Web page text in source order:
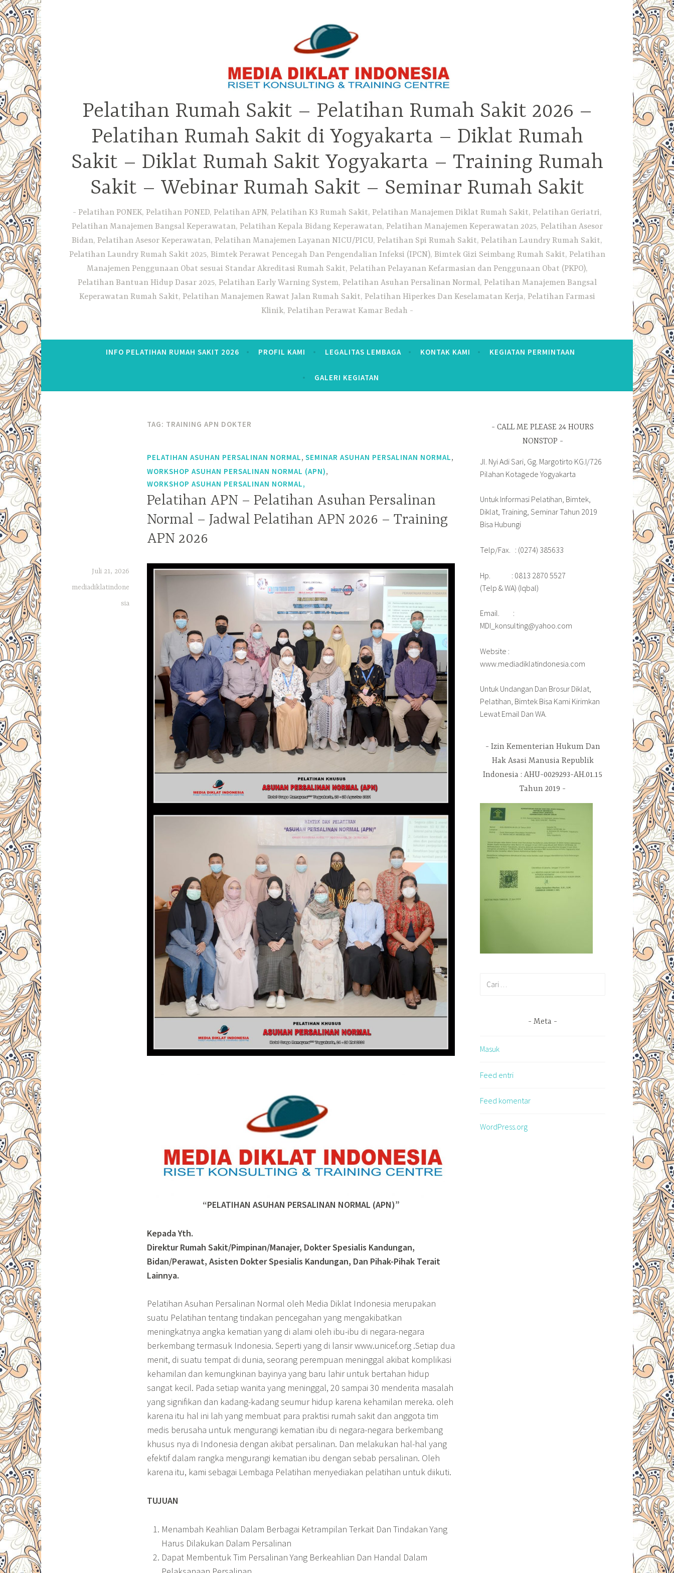
Pelatihan Rumah Sakit – Pelatihan Rumah Sakit 2026 –
Pelatihan Rumah Sakit di Yogyakarta – Diklat Rumah
Sakit – Diklat Rumah Sakit Yogyakarta – Training Rumah
Sakit – Webinar Rumah Sakit – Seminar Rumah Sakit
Pelatihan PONEK, Pelatihan PONED, Pelatihan APN, Pelatihan K3 Rumah Sakit, Pelatihan Manajemen Diklat Rumah Sakit, Pelatihan Geriatri,
Pelatihan Manajemen Bangsal Keperawatan, Pelatihan Kepala Bidang Keperawatan, Pelatihan Manajemen Keperawatan 2025, Pelatihan Asesor
Bidan, Pelatihan Asesor Keperawatan, Pelatihan Manajemen Layanan NICU/PICU, Pelatihan Spi Rumah Sakit, Pelatihan Laundry Rumah Sakit,
Pelatihan Laundry Rumah Sakit 2025, Bimtek Perawat Pencegah Dan Pengendalian Infeksi (IPCN), Bimtek Gizi Seimbang Rumah Sakit, Pelatihan
Manajemen Penggunaan Obat sesuai Standar Akreditasi Rumah Sakit, Pelatihan Pelayanan Kefarmasian dan Penggunaan Obat (PKPO),
Pelatihan Bantuan Hidup Dasar 2025, Pelatihan Early Warning System, Pelatihan Asuhan Persalinan Normal, Pelatihan Manajemen Bangsal
Keperawatan Rumah Sakit, Pelatihan Manajemen Rawat Jalan Rumah Sakit, Pelatihan Hiperkes Dan Keselamatan Kerja, Pelatihan Farmasi
Klinik, Pelatihan Perawat Kamar Bedah
INFO PELATIHAN RUMAH SAKIT 2026 PROFIL KAMI LEGALITAS LEMBAGA KONTAK KAMI KEGIATAN PERMINTAAN
GALERI KEGIATAN
TAG: TRAINING APN DOKTER
PELATIHAN ASUHAN PERSALINAN NORMAL, SEMINAR ASUHAN PERSALINAN NORMAL,
WORKSHOP ASUHAN PERSALINAN NORMAL (APN),
WORKSHOP ASUHAN PERSALINAN NORMAL,
Pelatihan APN – Pelatihan Asuhan Persalinan
Normal – Jadwal Pelatihan APN 2026 – Training
APN 2026
Juli 21, 2026
mediadiklatindone
sia
“PELATIHAN ASUHAN PERSALINAN NORMAL (APN)”
Kepada Yth.
Direktur Rumah Sakit/Pimpinan/Manajer, Dokter Spesialis Kandungan,
Bidan/Perawat, Asisten Dokter Spesialis Kandungan, Dan Pihak-Pihak Terait
Lainnya.
Pelatihan Asuhan Persalinan Normal oleh Media Diklat Indonesia merupakan
suatu Pelatihan tentang tindakan pencegahan yang mengakibatkan
meningkatnya angka kematian yang di alami oleh ibu-ibu di negara-negara
berkembang termasuk Indonesia. Seperti yang di lansir www.unicef.org .Setiap dua
menit, di suatu tempat di dunia, seorang perempuan meninggal akibat komplikasi
kehamilan dan kemungkinan bayinya yang baru lahir untuk bertahan hidup
sangat kecil. Pada setiap wanita yang meninggal, 20 sampai 30 menderita masalah
yang signifikan dan kadang-kadang seumur hidup karena kehamilan mereka. oleh
karena itu hal ini lah yang membuat para praktisi rumah sakit dan anggota tim
medis berusaha untuk mengurangi kematian ibu di negara-negara berkembang
khusus nya di Indonesia dengan akibat persalinan. Dan melakukan hal-hal yang
efektif dalam rangka mengurangi kematian ibu dengan sebab persalinan. Oleh
karena itu, kami sebagai Lembaga Pelatihan menyediakan pelatihan untuk diikuti.
TUJUAN
Menambah Keahlian Dalam Berbagai Ketrampilan Terkait Dan Tindakan Yang
Harus Dilakukan Dalam Persalinan
Dapat Membentuk Tim Persalinan Yang Berkeahlian Dan Handal Dalam
CALL ME PLEASE 24 HOURS
NONSTOP
Jl. Nyi Adi Sari, Gg. Margotirto KG.I/726
Pilahan Kotagede Yogyakarta
Untuk Informasi Pelatihan, Bimtek,
Diklat, Training, Seminar Tahun 2019
Bisa Hubungi
Telp/Fax. : (0274) 385633
Hp. : 0813 2870 5527
(Telp & WA) (Iqbal)
Email. :
MDI_konsulting@yahoo.com
Website :
www.mediadiklatindonesia.com
Untuk Undangan Dan Brosur Diklat,
Pelatihan, Bimtek Bisa Kami Kirimkan
Lewat Email Dan WA.
Izin Kementerian Hukum Dan
Hak Asasi Manusia Republik
Indonesia : AHU-0029293-AH.01.15
Tahun 2019
Meta
Masuk
Feed entri
Feed komentar
WordPress.org